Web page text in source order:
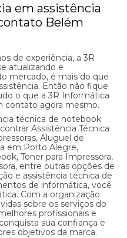
em assistência
Belém
de experiência, a 3R
atualizando e
mercado, é mais do que
Então não fique
o que a 3R Informática
contato agora mesmo.
técnica de notebook
Assistência Técnica
Aluguel de
em Porto Alegre,
Toner para Impressora,
entre outras opções de
e assistência técnica de
de informática, você
Com a organização
sobre os serviços do
profissionais e
sua confiança e
objetivos da marca.